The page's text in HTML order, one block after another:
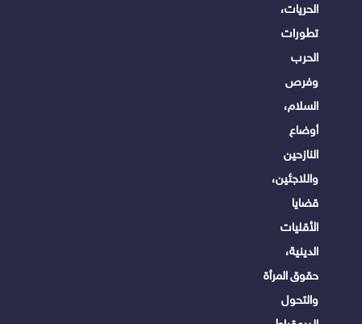
الحريات،
تطورات
الحرب
وفرص
السلام،
أوضاع
النازحين
واللاجئين،
قضايا
الأقليات
الدينية،
حقوق المرأة
والتحول